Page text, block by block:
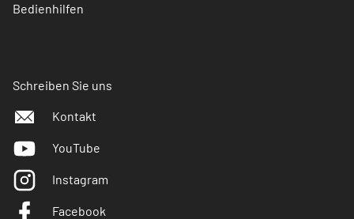
Bedienhilfen
Schreiben Sie uns
Kontakt
YouTube
Instagram
Facebook